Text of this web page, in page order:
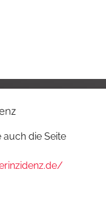
auch die Seite